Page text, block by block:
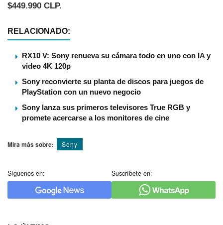
$449.990 CLP.
RELACIONADO:
RX10 V: Sony renueva su cámara todo en uno con IA y
video 4K 120p
Sony reconvierte su planta de discos para juegos de
PlayStation con un nuevo negocio
Sony lanza sus primeros televisores True RGB y
promete acercarse a los monitores de cine
Mira más sobre: Sony
Síguenos en: Suscríbete en: